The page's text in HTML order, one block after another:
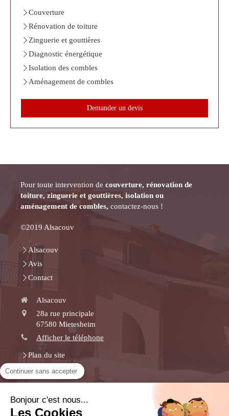
Couverture
Rénovation de toiture
Zinguerie et gouttières
Diagnostic énergétique
Isolation des combles
Aménagement de combles
Demander un devis
Pour toute intervention de couverture, rénovation de
toiture, zinguerie et gouttières, isolation ou
aménagement de combles, contactez-nous !
©2019 Alsacouv
Alsacouv
Avis
Contact
Alsacouv
28a rue principale
67580 Mietesheim
Afficher le téléphone
Plan du site
Mentions légales
diagnostic énergétique, isolation des combles,
aménagement de combles
Continuer sans accepter
Bonjour c'est nous...
Les Cookies